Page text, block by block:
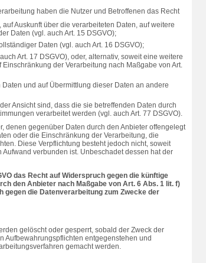
haben die Nutzer und Betroffenen das Recht
Auskunft über die verarbeiteten Daten, auf weitere
Daten (vgl. auch Art. 15 DSGVO);
Daten (vgl. auch Art. 16 DSGVO);
Art. 17 DSGVO), oder, alternativ, soweit eine weitere
der Verarbeitung nach Maßgabe von Art.
und auf Übermittlung dieser Daten an andere
Ansicht sind, dass die sie betreffenden Daten durch
verarbeitet werden (vgl. auch Art. 77 DSGVO).
denen gegenüber Daten durch den Anbieter offengelegt
oder die Einschränkung der Verarbeitung, die
Diese Verpflichtung besteht jedoch nicht, soweit
verbunden ist. Unbeschadet dessen hat der
das Recht auf Widerspruch gegen die künftige
den Anbieter nach Maßgabe von Art. 6 Abs. 1 lit. f)
gegen die Datenverarbeitung zum Zwecke der
gelöscht oder gesperrt, sobald der Zweck der
Aufbewahrungspflichten entgegenstehen und
gemacht werden.